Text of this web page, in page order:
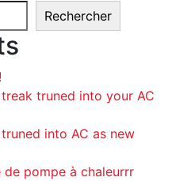
Rechercher
truned into your AC
into AC as new
pompe à chaleurrr